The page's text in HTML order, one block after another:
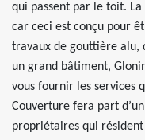
qui passent par le toit.
car ceci est conçu pour
travaux de gouttière alu,
un grand bâtiment,
vous fournir les services
Couverture fera part
propriétaires qui résident